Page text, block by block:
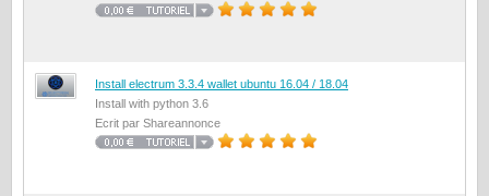
Install electrum 3.3.4 wallet ubuntu 16.04 / 18.04
Install with python 3.6
Ecrit par Shareannonce